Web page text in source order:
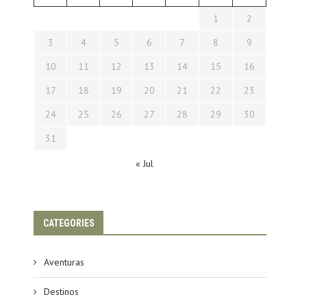
1
2
3
4 5 6 7 8
9
10
11 12 13 14 15
16
17
18 19 20 21 22
23
24
25 26 27 28 29
30
31
« Jul
CATEGORIES
Aventuras
Destinos